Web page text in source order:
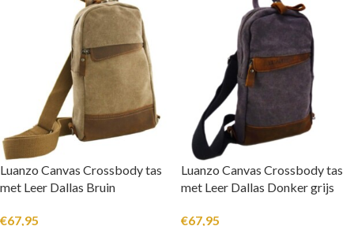
Luanzo Canvas Crossbody tas
met Leer Dallas Bruin
€67,95
Luanzo Canvas Crossbody tas
met Leer Dallas Donker grijs
€67,95